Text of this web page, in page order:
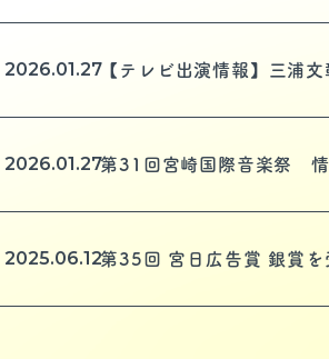
2026.01.27【テレビ出演情報】三浦
2026.01.27第31回宮崎国際音楽祭 情
2025.06.12第35回 宮日広告賞 銀賞を